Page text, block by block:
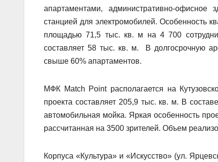
апартаментами, административно-
станцией для электромобилей. Особенность
площадью 71,5 тыс. кв. м на 4 700
составляет 58 тыс. кв. м. В долгосрочную
свыше 60% апартаментов.
МФК Match Point располагается на
проекта составляет 205,9 тыс. кв. м. В
автомобильная мойка. Яркая особенность
рассчитанная на 3500 зрителей. Объем
Корпуса «Культура» и «Искусство» (ул.